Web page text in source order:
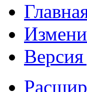
Версия